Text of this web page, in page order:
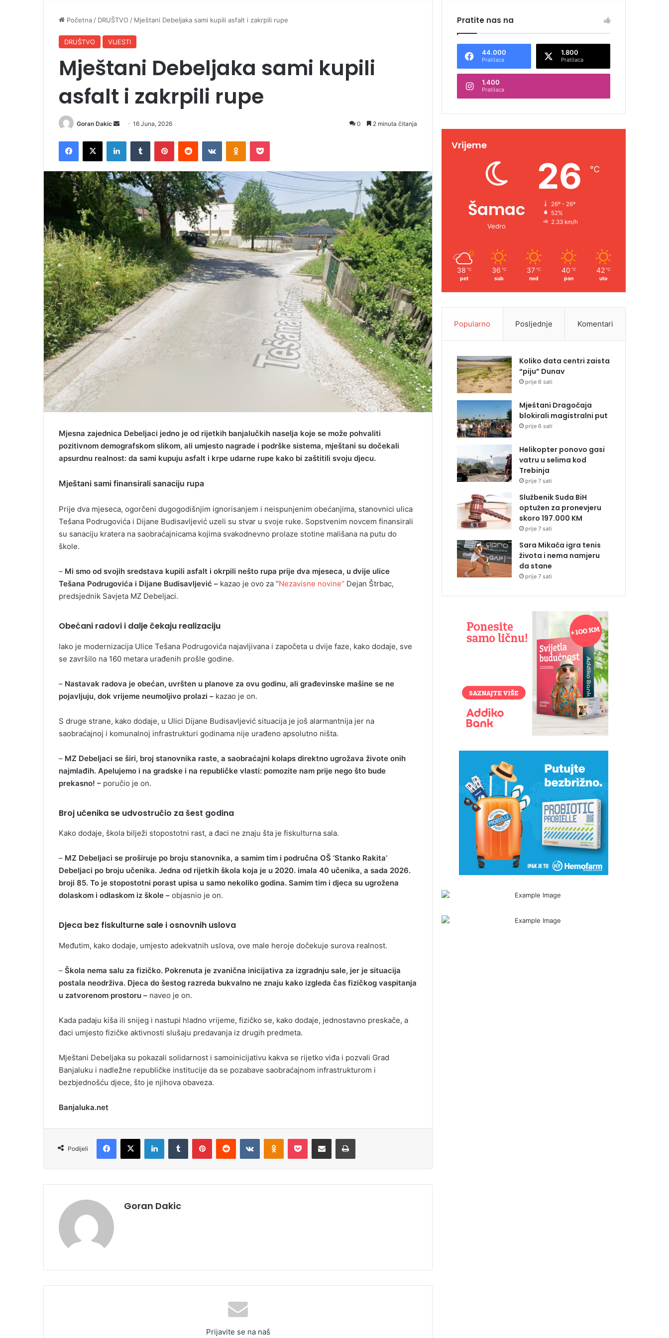
Početna / DRUŠTVO / Mještani Debeljaka sami kupili asfalt i zakrpili rupe
DRUŠTVO VIJESTI
Mještani Debeljaka sami kupili
asfalt i zakrpili rupe
Goran Dakic
d
a
n
e
m
a
i
l
16 Juna, 2026 0 2 minuta čitanja
Mjesna zajednica Debeljaci jedno je od rijetkih banjalučkih naselja koje se može pohvaliti
pozitivnom demografskom slikom, ali umjesto nagrade i podrške sistema, mještani su dočekali
apsurdnu realnost: da sami kupuju asfalt i krpe udarne rupe kako bi zaštitili svoju djecu.
Mještani sami finansirali sanaciju rupa
Prije dva mjeseca, ogorčeni dugogodišnjim ignorisanjem i neispunjenim obećanjima, stanovnici ulica
Tešana Podrugovića i Dijane Budisavljević uzeli su stvar u svoje ruke. Sopstvenim novcem finansirali
su sanaciju kratera na saobraćajnicama kojima svakodnevno prolaze stotine mališana na putu do
škole.
– Mi smo od svojih sredstava kupili asfalt i okrpili nešto rupa prije dva mjeseca, u dvije ulice
Tešana Podrugovića i Dijane Budisavljević – kazao je ovo za “Nezavisne novine” Dejan Štrbac,
predsjednik Savjeta MZ Debeljaci.
Obećani radovi i dalje čekaju realizaciju
Iako je modernizacija Ulice Tešana Podrugovića najavljivana i započeta u dvije faze, kako dodaje, sve
se završilo na 160 metara urađenih prošle godine.
– Nastavak radova je obećan, uvršten u planove za ovu godinu, ali građevinske mašine se ne
pojavljuju, dok vrijeme neumoljivo prolazi – kazao je on.
S druge strane, kako dodaje, u Ulici Dijane Budisavljević situacija je još alarmantnija jer na
saobraćajnoj i komunalnoj infrastrukturi godinama nije urađeno apsolutno ništa.
– MZ Debeljaci se širi, broj stanovnika raste, a saobraćajni kolaps direktno ugrožava živote onih
najmlađih. Apelujemo i na gradske i na republičke vlasti: pomozite nam prije nego što bude
prekasno! – poručio je on.
Broj učenika se udvostručio za šest godina
Kako dodaje, škola bilježi stopostotni rast, a đaci ne znaju šta je fiskulturna sala.
– MZ Debeljaci se proširuje po broju stanovnika, a samim tim i područna OŠ ‘Stanko Rakita’
Debeljaci po broju učenika. Jedna od rijetkih škola koja je u 2020. imala 40 učenika, a sada 2026.
broji 85. To je stopostotni porast upisa u samo nekoliko godina. Samim tim i djeca su ugrožena
dolaskom i odlaskom iz škole – objasnio je on.
Djeca bez fiskulturne sale i osnovnih uslova
Međutim, kako dodaje, umjesto adekvatnih uslova, ove male heroje dočekuje surova realnost.
– Škola nema salu za fizičko. Pokrenuta je zvanična inicijativa za izgradnju sale, jer je situacija
postala neodrživa. Djeca do šestog razreda bukvalno ne znaju kako izgleda čas fizičkog vaspitanja
u zatvorenom prostoru – naveo je on.
Kada padaju kiša ili snijeg i nastupi hladno vrijeme, fizičko se, kako dodaje, jednostavno preskače, a
đaci umjesto fizičke aktivnosti slušaju predavanja iz drugih predmeta.
Mještani Debeljaka su pokazali solidarnost i samoinicijativu kakva se rijetko viđa i pozvali Grad
Banjaluku i nadležne republičke institucije da se pozabave saobraćajnom infrastrukturom i
bezbjednošću djece, što je njihova obaveza.
Banjaluka.net
Podijeli
Goran Dakic
Prijavite se na naš
Pratite nas na
44.000
Pratilaca
1.800
Pratilaca
1.400
Pratilaca
Vrijeme
Šamac
Vedro
26 ℃
26º - 26º
52%
2.33 km/h
38 ℃
pet
36 ℃
sub
37 ℃
ned
40 ℃
pon
42 ℃
uto
Popularno Posljednje Komentari
Koliko data centri zaista
“piju” Dunav
prije 6 sati
Mještani Dragočaja
blokirali magistralni put
prije 6 sati
Helikopter ponovo gasi
vatru u selima kod
Trebinja
prije 7 sati
Službenik Suda BiH
optužen za pronevjeru
skoro 197.000 KM
prije 7 sati
Sara Mikača igra tenis
života i nema namjeru
da stane
prije 7 sati